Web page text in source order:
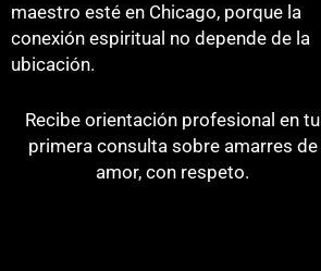
maestro esté en Chicago, porque la
conexión espiritual no depende de la
ubicación.
Recibe orientación profesional en tu
primera consulta sobre amarres de
amor, con respeto.